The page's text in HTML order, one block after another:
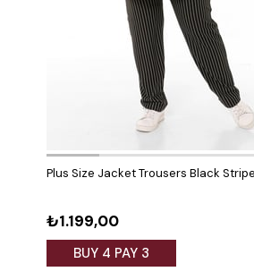
Plus Size Jacket Trousers Black
₺1.199,00
BUY 4 PAY 3